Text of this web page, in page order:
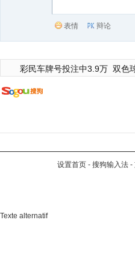
表情 辩论
彩民车牌号投注中3.9万 双色
设置首页 - 搜狗输入法 -
Texte alternatif